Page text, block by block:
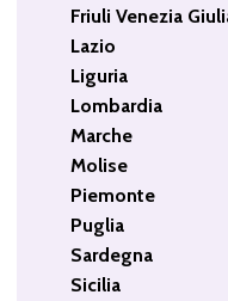
Friuli Venezia
Lazio
Liguria
Lombardia
Marche
Molise
Piemonte
Puglia
Sardegna
Sicilia